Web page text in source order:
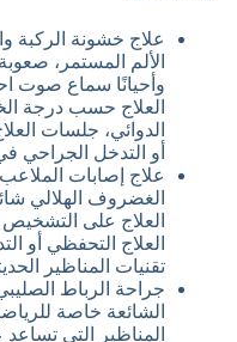
علاج خشونة الركبة
الألم المستمر،
وأحيانًا سماع صوت
العلاج حسب درجة
الدوائي، جلسات
أو التدخل الجراحي
علاج إصابات
الغضروف الهلالي
العلاج على
العلاج التحفظي أو
تقنيات المناظير
جراحة الرباط
الشائعة خاصة
المناظير التي تساعد